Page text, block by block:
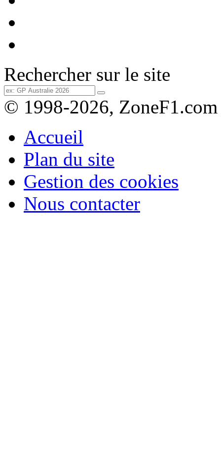
Rechercher sur le site
© 1998-2026, ZoneF1.com
Accueil
Plan du site
Gestion des cookies
Nous contacter